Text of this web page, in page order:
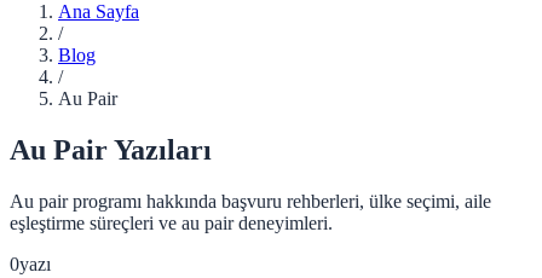
Ana Sayfa
/
Blog
/
Au Pair
Au PairYazıları
Au pair programı hakkında başvuru rehberleri, ülke seçimi, aile
eşleştirme süreçleri ve au pair deneyimleri.
0yazı